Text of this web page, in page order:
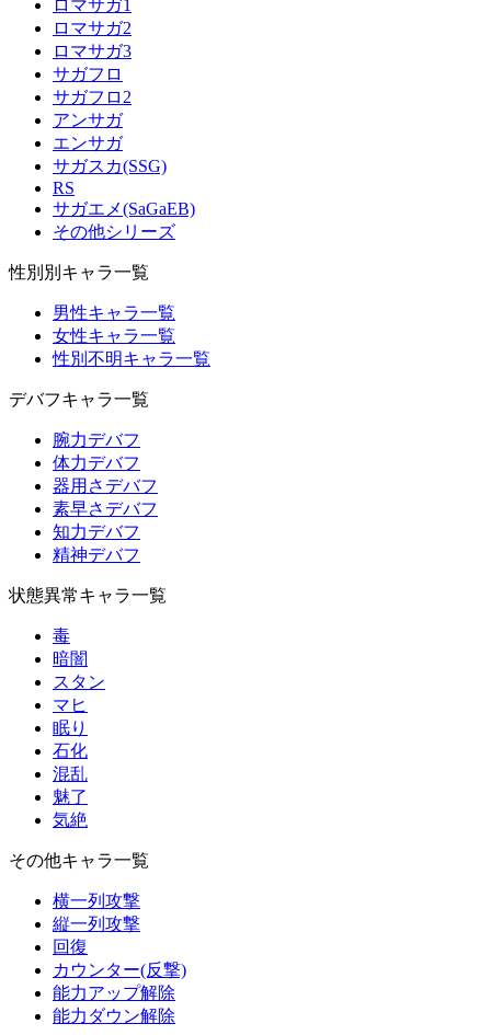
ロマサガ1
ロマサガ2
ロマサガ3
サガフロ
サガフロ2
アンサガ
エンサガ
サガスカ(SSG)
RS
サガエメ(SaGaEB)
その他シリーズ
性別別キャラ一覧
男性キャラ一覧
女性キャラ一覧
性別不明キャラ一覧
デバフキャラ一覧
腕力デバフ
体力デバフ
器用さデバフ
素早さデバフ
知力デバフ
精神デバフ
状態異常キャラ一覧
毒
暗闇
スタン
マヒ
眠り
石化
混乱
魅了
気絶
その他キャラ一覧
横一列攻撃
縦一列攻撃
回復
カウンター(反撃)
能力アップ解除
能力ダウン解除